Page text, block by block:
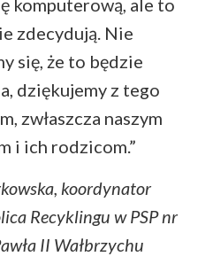
komputerową, ale to
zdecydują. Nie
się, że to będzie
dziękujemy z tego
zwłaszcza naszym
i ich rodzicom.”
koordynator
Recyklingu w PSP nr
II Wałbrzychu